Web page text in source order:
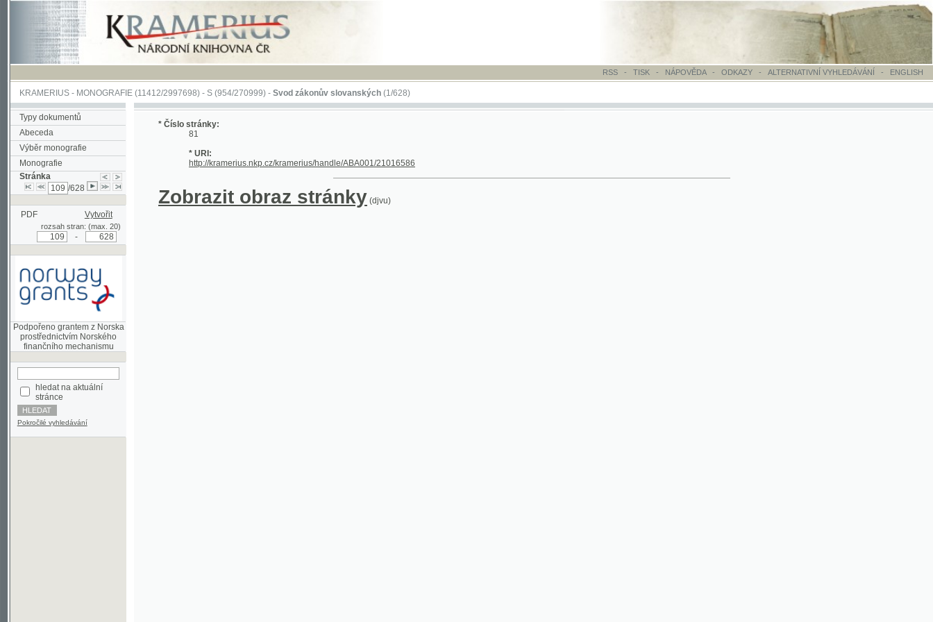
RSS - TISK-NÁPOVĚDA - ODKAZY - ALTERNATIVNÍ VYHLEDÁVÁNÍ- ENGLISH
KRAMERIUS-MONOGRAFIE(11412/2997698) -S (954/270999)-Svod zákonův slovanských(1/628)
Typy dokumentů
Abeceda
Výběr monografie
Monografie
Stránka
/628
PDF Vytvořit
rozsah stran: (max. 20)
Podpořeno grantem z Norska
prostřednictvím Norského
hledat na aktuální
stránce
Pokročilé vyhledávání
* Číslo stránky:
81
* URI:
http://kramerius.nkp.cz/kramerius/handle/ABA001/21016586
Zobrazit obraz stránky